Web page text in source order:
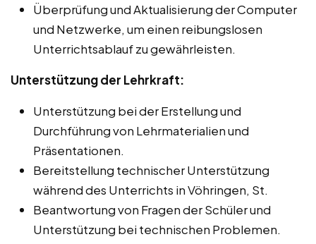
Überprüfung und Aktualisierung der Computer
und Netzwerke, um einen reibungslosen
Unterrichtsablauf zu gewährleisten.
Unterstützung der Lehrkraft:
Unterstützung bei der Erstellung und
Durchführung von Lehrmaterialien und
Präsentationen.
Bereitstellung technischer Unterstützung
während des Unterrichts in Vöhringen, St.
Beantwortung von Fragen der Schüler und
Unterstützung bei technischen Problemen.